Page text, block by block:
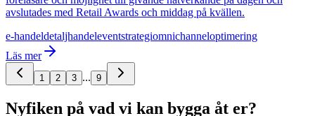
avslutades med Retail Awards och middag på kvällen.
e-handeldetaljhandeleventstrategiomnichanneloptimering
Läs mer
1 2 3 ... 9
Nyfiken på vad vi kan bygga åt er?